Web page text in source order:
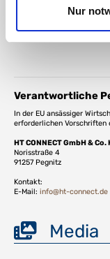
Nur
Verantwortliche
In der EU ansässiger
erforderlichen Vorschriften
HT CONNECT GmbH & Co.
Norisstraße 4
91257 Pegnitz
Kontakt:
E-Mail: info@ht-connect.de
Media